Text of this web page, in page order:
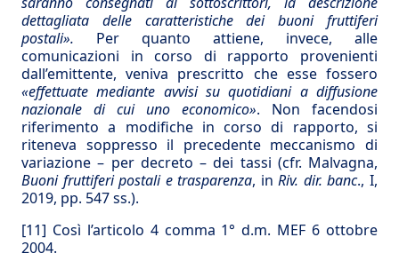
dettagliata delle caratteristiche dei buoni fruttiferi
postali». Per quanto attiene, invece, alle
comunicazioni in corso di rapporto provenienti
dall’emittente, veniva prescritto che esse fossero
«effettuate mediante avvisi su quotidiani a diffusione
nazionale di cui uno economico». Non facendosi
riferimento a modifiche in corso di rapporto, si
riteneva soppresso il precedente meccanismo di
variazione – per decreto – dei tassi (cfr. Malvagna,
Buoni fruttiferi postali e trasparenza, inRiv. dir. banc., I,
2019, pp. 547 ss.).
[11] Così l’articolo 4 comma 1° d.m. MEF 6 ottobre
2004.